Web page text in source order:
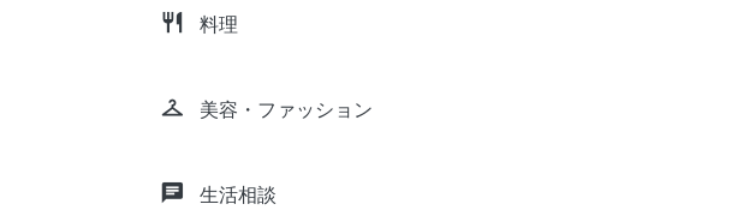
restaurant 料理
checkroom 美容・ファッション
chat 生活相談